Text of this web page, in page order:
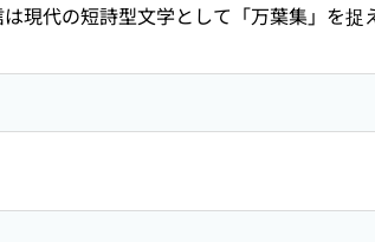
現代の短詩型文学として「万葉集」を捉